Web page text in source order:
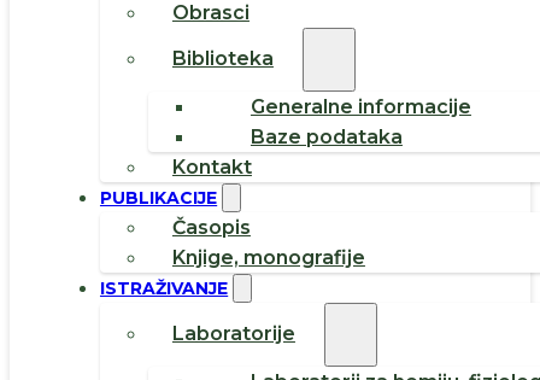
Obrasci
Biblioteka
Generalne informacije
Baze podataka
Kontakt
PUBLIKACIJE
Časopis
Knjige, monografije
ISTRAŽIVANJE
Laboratorije